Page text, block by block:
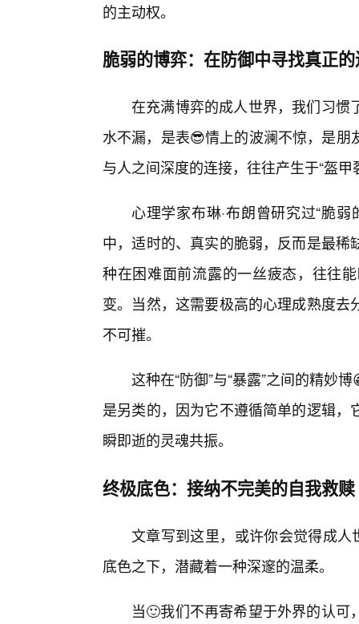
的主动权。
脆弱的博弈：在防御中寻找真正
在充满博弈的成人世界，我们习惯
水不漏，是表😎情上的波澜不惊，是
与人之间深度的连接，往往产生于“盔甲
心理学家布琳·布朗曾研究过“脆
中，适时的、真实的脆弱，反而是最
种在困难面前流露的一丝疲态，往往
变。当然，这需要极高的心理成熟度
不可摧。
这种在“防御”与“暴露”之间的精妙
是另类的，因为它不遵循简单的逻辑
瞬即逝的灵魂共振。
终极底色：接纳不完美的自我救赎
文章写到这里，或许你会觉得成人
底色之下，潜藏着一种深邃的温柔。
当🙂我们不再寄希望于外界的认